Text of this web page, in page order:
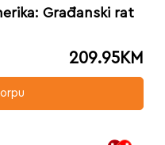
Građanski rat
209.95KM